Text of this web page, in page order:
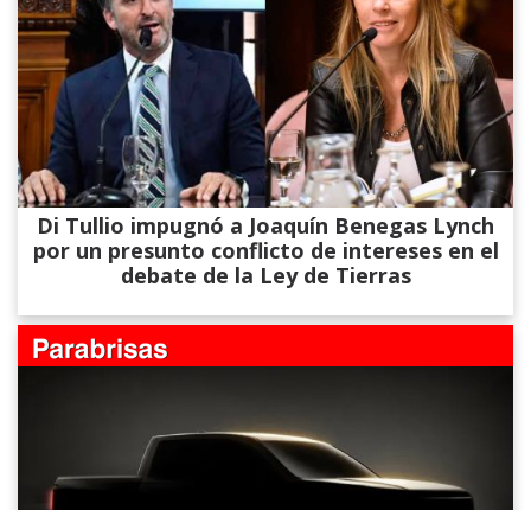
Di Tullio impugnó a Joaquín Benegas Lynch
por un presunto conflicto de intereses en el
debate de la Ley de Tierras